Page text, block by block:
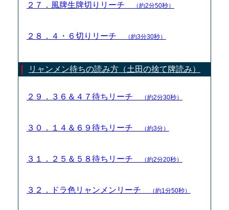
２７．風牌生牌切りリーチ （約2分50秒）
２８．４・６切りリーチ （約3分30秒）
リャンメン待ちの読み方（土田の捨て牌読み）
２９．３６＆４７待ちリーチ （約2分30秒）
３０．１４＆６９待ちリーチ （約3分）
３１．２５＆５８待ちリーチ （約2分20秒）
３２．ドラ色リャンメンリーチ （約1分50秒）